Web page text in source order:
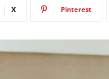
X Pinterest